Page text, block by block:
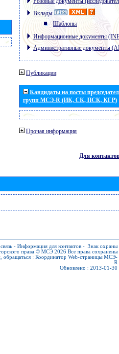
Вклады
Шаблоны
Информационные документы
Административные документы
Публикации
Кандидаты на посты
групп МСЭ-R (ИК, СК, ПСК, КГР)
Прочая информация
Для контактов
- Информация для контактов - Знак охраны
права © МСЭ 2026 Все права сохранены
обращаться : Координатор Web-страницы МСЭ-
R
Обновлено : 2013-01-30